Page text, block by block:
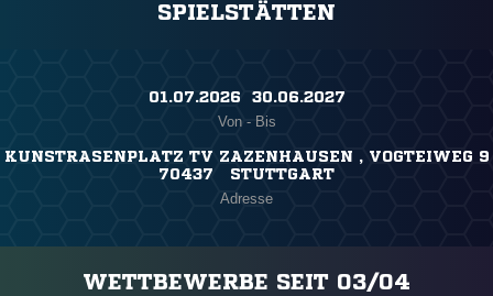
SPIELSTÄTTEN
01.07.2026 ​ 30.06.2027
Von - Bis
KUNSTRASENPLATZ TV ZAZENHAUSEN , VOGTEIWEG 9
70437 STUTTGART
Adresse
WETTBEWERBE SEIT 03/04